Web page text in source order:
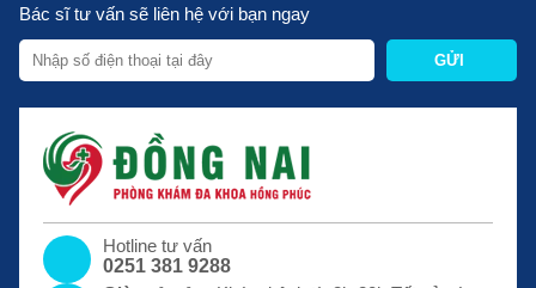
Bác sĩ tư vấn sẽ liên hệ với bạn ngay
GỬI
Hotline tư vấn
0251 381 9288